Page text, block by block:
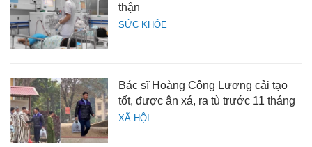
SỨC KHỎE
thận
XÃ HỘI
Bác sĩ Hoàng Công Lương cải tạo
tốt, được ân xá, ra tù trước 11 tháng